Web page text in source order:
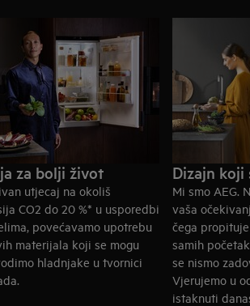
za bolji život
utjecaj na okoliš
CO2 do 20 %* u usporedbi
povećavamo upotrebu
materijala koji se mogu
hladnjake u tvornici
Dizajn koji
Mi smo AEG.
vaša
čega
samih
se nismo
Vjerujemo u
istaknuti